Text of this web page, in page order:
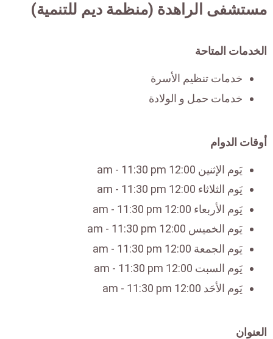
مستشفى الراهدة (منظمة ديم للتنمية)
الخدمات المتاحة
خدمات تنظيم الأسرة
خدمات حمل و الولادة
أوقات الدوام
يَوم الإثنين 12:00 am - 11:30 pm
يَوم الثلاثاء 12:00 am - 11:30 pm
يَوم الأربعاء 12:00 am - 11:30 pm
يَوم الخميس 12:00 am - 11:30 pm
يَوم الجمعة 12:00 am - 11:30 pm
يَوم السبت 12:00 am - 11:30 pm
يَوم الأحَد 12:00 am - 11:30 pm
العنوان